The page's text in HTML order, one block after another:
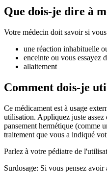
Que dois-je dire à
Votre médecin doit savoir si
une réaction inhabituelle
enceinte ou vous essayez
allaitement
Comment dois-je
Ce médicament est à usage
utilisation. Appliquez juste assez
pansement hermétique (comme
traitement que vous a indiqué
Parlez à votre pédiatre de
Surdosage: Si vous pensez